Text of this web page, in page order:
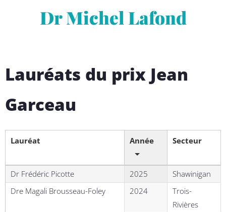
Dr Michel Lafond
Lauréats du prix Jean
Garceau
Lauréat Année Secteur
Dr Frédéric Picotte 2025
Shawinigan
Dre Magali Brousseau-Foley
2024
Trois-
Rivières